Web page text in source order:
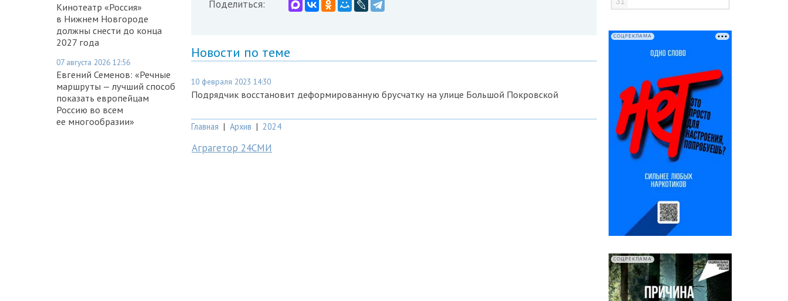
Кинотеатр «Россия»
в Нижнем Новгороде
должны снести до конца
2027 года
07 августа 2026 12:56
Евгений Семенов: «Речные
маршруты — лучший способ
показать европейцам
Россию во всем
ее многообразии»
Поделиться:
Новости по теме
10 февраля 2023 14:30
Подрядчик восстановит деформированную брусчатку на улице Большой Покровской
Главная | Архив | 2024
Аграгетор 24СМИ
СОЦРЕКЛАМА
СОЦРЕКЛАМА